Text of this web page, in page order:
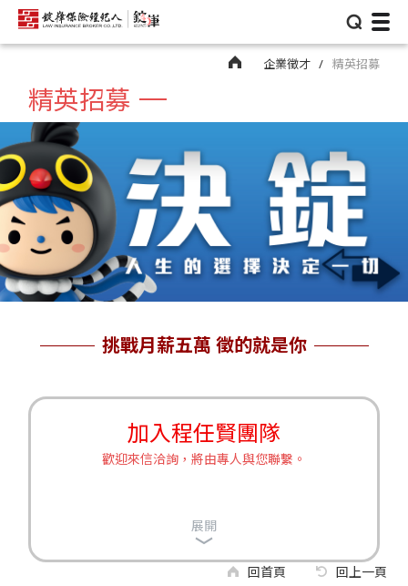
⌕
企業徵才 精英招募
精英招募
挑戰月薪五萬 徵的就是你
展開
加入程任賢團隊
歡迎來信洽詢，將由專人與您聯繫。
回首頁 回上一頁